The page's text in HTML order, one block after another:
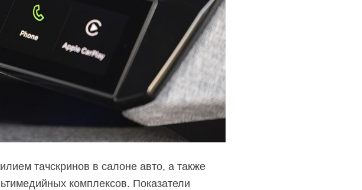
тачскринов в салоне авто, а также
комплексов. Показатели